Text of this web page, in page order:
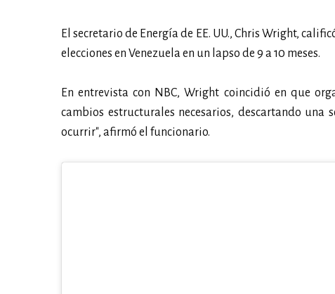
El secretario de Energía de EE. UU., Chris Wright,
elecciones en Venezuela en un lapso de 9 a 10 meses.
En entrevista con NBC, Wright coincidió en que
cambios estructurales necesarios, descartando
ocurrir", afirmó el funcionario.